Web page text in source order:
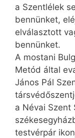
a Szentlélek
bennünket,
elválasztott
bennünket.
A mostani
Metód által
János Pál
a Névai Szent
testvérpár